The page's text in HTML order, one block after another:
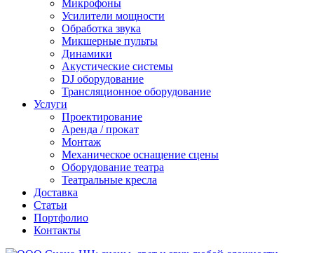
Микрофоны
Усилители мощности
Обработка звука
Микшерные пульты
Динамики
Акустические системы
DJ оборудование
Трансляционное оборудование
Услуги
Проектирование
Аренда / прокат
Монтаж
Механическое оснащение сцены
Оборудование театра
Театральные кресла
Доставка
Статьи
Портфолио
Контакты